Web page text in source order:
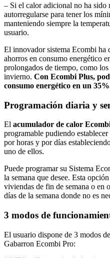
– Si el calor adicional no ha sido
autorregularse para tener los
manteniendo siempre la
usuario.
El innovador sistema Ecombi ha
ahorros en consumo energético
prolongados de tiempo, como los
invierno. Con Ecombi Plus,
consumo energético en un
Programación diaria y
El acumulador de calor
programable pudiendo
por horas y por días
uno de ellos.
Puede programar su Sistema
la semana que desee. Esta
viviendas de fin de semana o en
días de la semana donde no es
3 modos de
El usuario dispone de 3 modos
Gabarron Ecombi Pro: